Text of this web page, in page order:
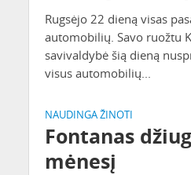
Rugsėjo 22 dieną visas
automobilių. Savo ruožtu
savivaldybė šią dieną
visus automobilių...
NAUDINGA ŽINOTI
Fontanas
mėnesį